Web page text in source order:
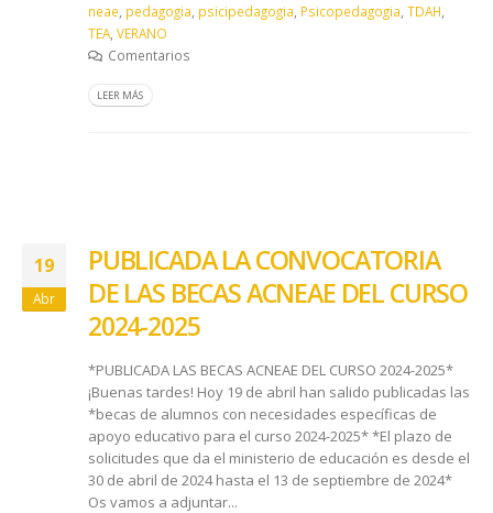
neae pedagogia psicipedagogia Psicopedagogia TDAH
TEA VERANO
Comentarios
LEER MÁS
19
Abr
PUBLICADA LA CONVOCATORIA
DE LAS BECAS ACNEAE DEL CURSO
2024-2025
*PUBLICADA LAS BECAS ACNEAE DEL CURSO 2024-2025*
¡Buenas tardes! Hoy 19 de abril han salido publicadas las
*becas de alumnos con necesidades específicas de
apoyo educativo para el curso 2024-2025* *El plazo de
solicitudes que da el ministerio de educación es desde el
30 de abril de 2024 hasta el 13 de septiembre de 2024*
Os vamos a adjuntar...